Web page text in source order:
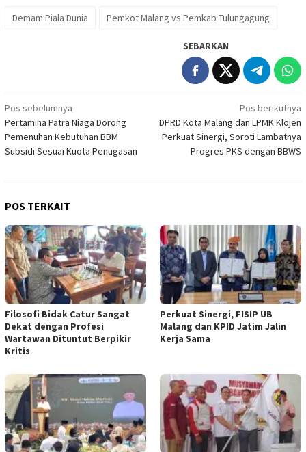
Demam Piala Dunia Pemkot Malang vs Pemkab Tulungagung
SEBARKAN
Navigasi
pos
Pos sebelumnya
Pertamina Patra Niaga Dorong
Pemenuhan Kebutuhan BBM
Subsidi Sesuai Kuota Penugasan
Pos berikutnya
DPRD Kota Malang dan LPMK Klojen
Perkuat Sinergi, Soroti Lambatnya
Progres PKS dengan BBWS
POS TERKAIT
Filosofi Bidak Catur Sangat
Dekat dengan Profesi
Wartawan Dituntut Berpikir
Kritis
Perkuat Sinergi, FISIP UB
Malang dan KPID Jatim Jalin
Kerja Sama